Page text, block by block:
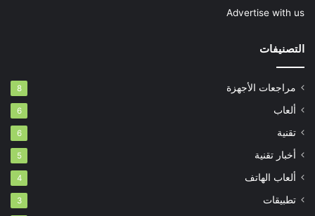
Advertise with us
التصنيفات
مراجعات الأجهزة 8
ألعاب 6
تقنية 6
أخبار تقنية 5
ألعاب الهاتف 4
تطبيقات 3